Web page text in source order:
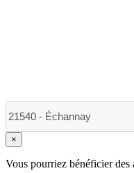
×
Vous pourriez bénéficier des